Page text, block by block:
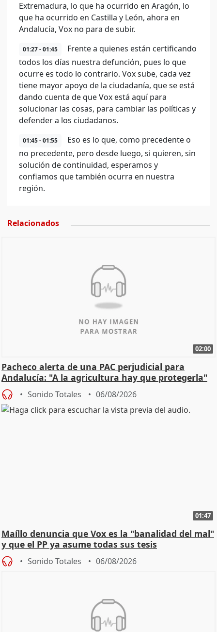
Extremadura, lo que ha ocurrido en Aragón, lo
que ha ocurrido en Castilla y León, ahora en
Andalucía, Vox no para de subir.
01:27 - 01:45
Frente a quienes están certificando
todos los días nuestra defunción, pues lo que
ocurre es todo lo contrario. Vox sube, cada vez
tiene mayor apoyo de la ciudadanía, que se está
dando cuenta de que Vox está aquí para
solucionar las cosas, para cambiar las políticas y
defender a los ciudadanos.
01:45 - 01:55
Eso es lo que, como precedente o
no precedente, pero desde luego, si quieren, sin
solución de continuidad, esperamos y
confiamos que también ocurra en nuestra
región.
Relacionados
02:00
Pacheco alerta de una PAC perjudicial para
Andalucía: "A la agricultura hay que protegerla"
Sonido Totales 06/08/2026
01:47
Maíllo denuncia que Vox es la "banalidad del mal"
y que el PP ya asume todas sus tesis
Sonido Totales 06/08/2026